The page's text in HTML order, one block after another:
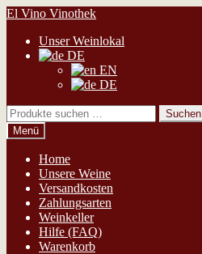
Zur
springen
Zum
springen
El Vino Vinothek
Unser Weinlokal
DE
EN
DE
Suchen
nach:
Suchen
Menü
Home
Unsere Weine
Versandkosten
Zahlungsarten
Weinkeller
Hilfe (FAQ)
Warenkorb